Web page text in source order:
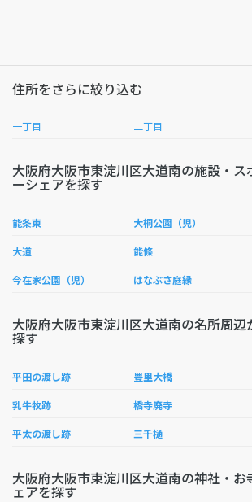
住所をさらに絞り込む
一丁目 二丁目
大阪府大阪市東淀川区大道南の施設・ス
ーシェアを探す
能条東 大桐公園（児）
大道 能條
今在家公園（児） はなぶさ庭縁
大阪府大阪市東淀川区大道南の名所周辺
探す
平田の渡し跡 豊里大橋
乳牛牧跡 橋寺廃寺
平太の渡し跡 三千樋
大阪府大阪市東淀川区大道南の神社・お
ェアを探す